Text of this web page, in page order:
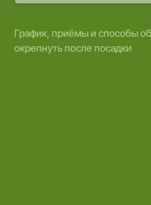
График, приёмы и способы
окрепнуть после посадки